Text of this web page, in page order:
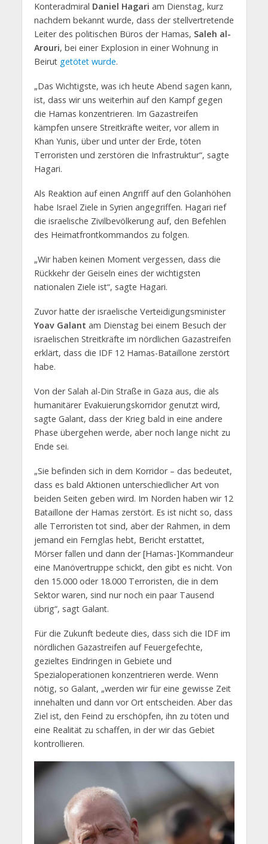
Konteradmiral Daniel Hagari am Dienstag, kurz
nachdem bekannt wurde, dass der stellvertretende
Leiter des politischen Büros der Hamas, Saleh al-
Arouri, bei einer Explosion in einer Wohnung in
Beirut getötet wurde.
„Das Wichtigste, was ich heute Abend sagen kann,
ist, dass wir uns weiterhin auf den Kampf gegen
die Hamas konzentrieren. Im Gazastreifen
kämpfen unsere Streitkräfte weiter, vor allem in
Khan Yunis, über und unter der Erde, töten
Terroristen und zerstören die Infrastruktur“, sagte
Hagari.
Als Reaktion auf einen Angriff auf den Golanhöhen
habe Israel Ziele in Syrien angegriffen. Hagari rief
die israelische Zivilbevölkerung auf, den Befehlen
des Heimatfrontkommandos zu folgen.
„Wir haben keinen Moment vergessen, dass die
Rückkehr der Geiseln eines der wichtigsten
nationalen Ziele ist“, sagte Hagari.
Zuvor hatte der israelische Verteidigungsminister
Yoav Galant am Dienstag bei einem Besuch der
israelischen Streitkräfte im nördlichen Gazastreifen
erklärt, dass die IDF 12 Hamas-Bataillone zerstört
habe.
Von der Salah al-Din Straße in Gaza aus, die als
humanitärer Evakuierungskorridor genutzt wird,
sagte Galant, dass der Krieg bald in eine andere
Phase übergehen werde, aber noch lange nicht zu
Ende sei.
„Sie befinden sich in dem Korridor – das bedeutet,
dass es bald Aktionen unterschiedlicher Art von
beiden Seiten geben wird. Im Norden haben wir 12
Bataillone der Hamas zerstört. Es ist nicht so, dass
alle Terroristen tot sind, aber der Rahmen, in dem
jemand ein Fernglas hebt, Bericht erstattet,
Mörser fallen und dann der [Hamas-]Kommandeur
eine Manövertruppe schickt, den gibt es nicht. Von
den 15.000 oder 18.000 Terroristen, die in dem
Sektor waren, sind nur noch ein paar Tausend
übrig“, sagt Galant.
Für die Zukunft bedeute dies, dass sich die IDF im
nördlichen Gazastreifen auf Feuergefechte,
gezieltes Eindringen in Gebiete und
Spezialoperationen konzentrieren werde. Wenn
nötig, so Galant, „werden wir für eine gewisse Zeit
innehalten und dann vor Ort entscheiden. Aber das
Ziel ist, den Feind zu erschöpfen, ihn zu töten und
eine Realität zu schaffen, in der wir das Gebiet
kontrollieren.